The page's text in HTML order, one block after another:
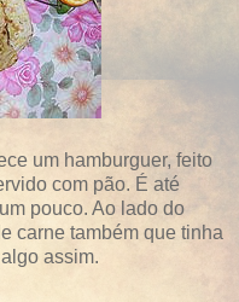
um hamburguer, feito
com pão. É até
pouco. Ao lado do
carne também que tinha
assim.